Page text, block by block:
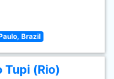
Brazil
Tupi (Rio)